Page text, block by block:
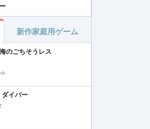
新作家庭用ゲーム
のごちそうレス
ダイバー